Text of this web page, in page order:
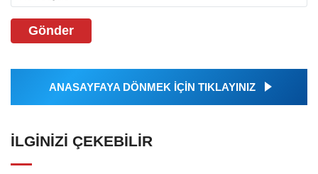
Gönder
ANASAYFAYA DÖNMEK İÇİN TIKLAYINIZ
İLGINIZI ÇEKEBILIR